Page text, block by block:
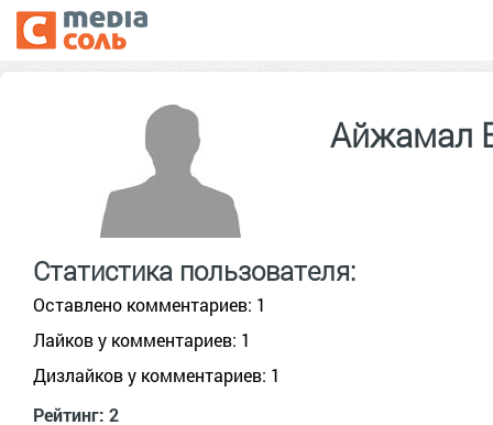
Айжамал
Статистика пользователя:
Оставлено комментариев: 1
Лайков у комментариев: 1
Дизлайков у комментариев: 1
Рейтинг: 2